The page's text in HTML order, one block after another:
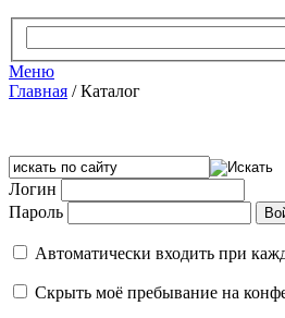
Меню
Главная /Каталог
Логин
Пароль
Автоматически входить при
Скрыть моё пребывание на